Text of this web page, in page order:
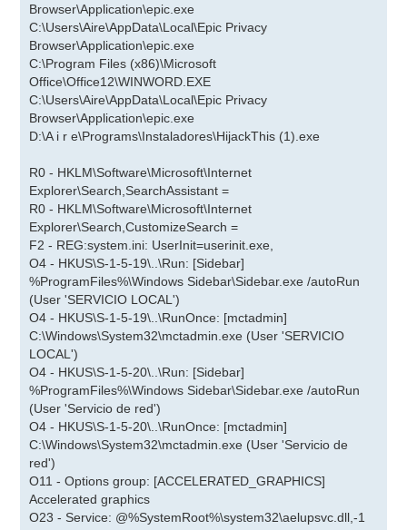
Browser\Application\epic.exe
C:\Users\Aire\AppData\Local\Epic Privacy
Browser\Application\epic.exe
C:\Program Files (x86)\Microsoft
Office\Office12\WINWORD.EXE
C:\Users\Aire\AppData\Local\Epic Privacy
Browser\Application\epic.exe
D:\A i r e\Programs\Instaladores\HijackThis (1).exe
R0 - HKLM\Software\Microsoft\Internet
Explorer\Search,SearchAssistant =
R0 - HKLM\Software\Microsoft\Internet
Explorer\Search,CustomizeSearch =
F2 - REG:system.ini: UserInit=userinit.exe,
O4 - HKUS\S-1-5-19\..\Run: [Sidebar]
%ProgramFiles%\Windows Sidebar\Sidebar.exe /autoRun
(User 'SERVICIO LOCAL')
O4 - HKUS\S-1-5-19\..\RunOnce: [mctadmin]
C:\Windows\System32\mctadmin.exe (User 'SERVICIO
LOCAL')
O4 - HKUS\S-1-5-20\..\Run: [Sidebar]
%ProgramFiles%\Windows Sidebar\Sidebar.exe /autoRun
(User 'Servicio de red')
O4 - HKUS\S-1-5-20\..\RunOnce: [mctadmin]
C:\Windows\System32\mctadmin.exe (User 'Servicio de
red')
O11 - Options group: [ACCELERATED_GRAPHICS]
Accelerated graphics
O23 - Service: @%SystemRoot%\system32\aelupsvc.dll,-1